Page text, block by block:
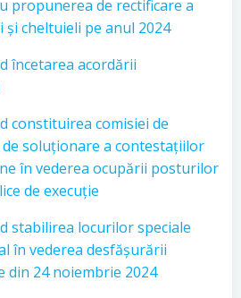
propunerea de rectificare a
cheltuieli pe anul 2024
încetarea acordării
constituirea comisiei de
de soluționare a contestațiilor
în vederea ocupării posturilor
de execuție
stabilirea locurilor speciale
în vederea desfășurării
din 24 noiembrie 2024